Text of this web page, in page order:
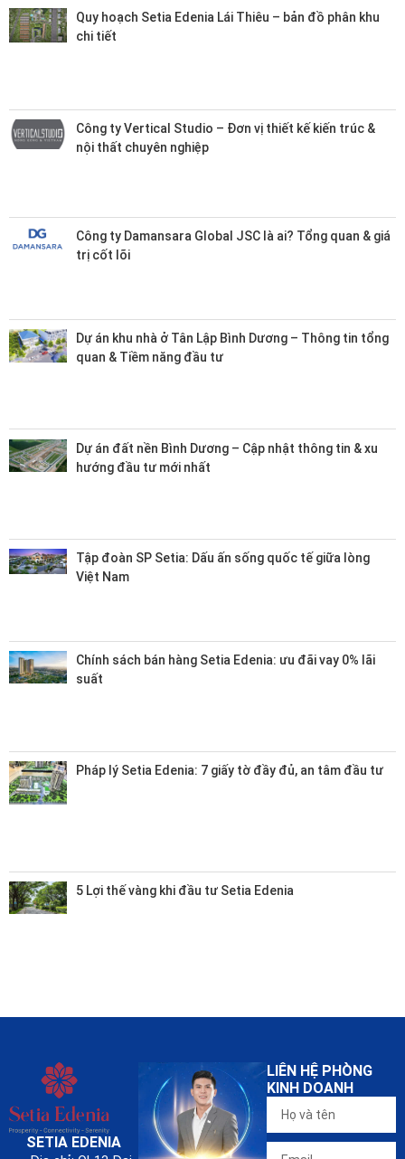
Quy hoạch Setia Edenia Lái Thiêu – bản đồ phân khu
chi tiết
Công ty Vertical Studio – Đơn vị thiết kế kiến trúc &
nội thất chuyên nghiệp
Công ty Damansara Global JSC là ai? Tổng quan & giá
trị cốt lõi
Dự án khu nhà ở Tân Lập Bình Dương – Thông tin tổng
quan & Tiềm năng đầu tư
Dự án đất nền Bình Dương – Cập nhật thông tin & xu
hướng đầu tư mới nhất
Tập đoàn SP Setia: Dấu ấn sống quốc tế giữa lòng
Việt Nam
Chính sách bán hàng Setia Edenia: ưu đãi vay 0% lãi
suất
Pháp lý Setia Edenia: 7 giấy tờ đầy đủ, an tâm đầu tư
5 Lợi thế vàng khi đầu tư Setia Edenia
SETIA EDENIA
LIÊN HỆ PHÒNG
KINH DOANH